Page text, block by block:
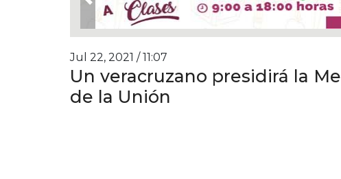
Previous
Jul 22, 2021 / 11:07
Un veracruzano presidirá la
de la Unión